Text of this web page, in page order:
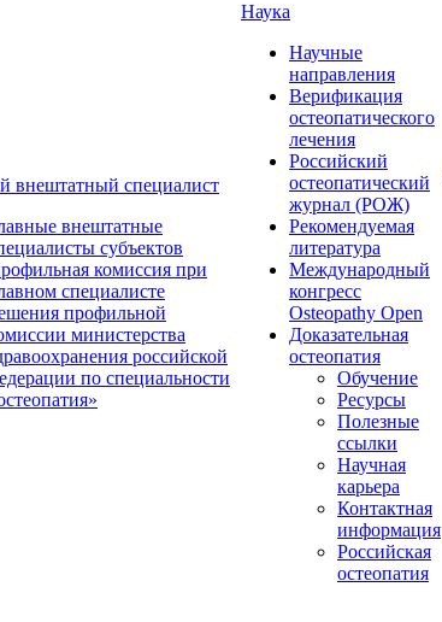
внештатный специалист
внештатные
субъектов
комиссия при
специалисте
профильной
министерства
российской
по специальности
Наука
Научные
направления
Верификация
остеопатического
лечения
Российский
остеопатический
журнал (РОЖ)
Рекомендуемая
литература
Международный
конгресс
Osteopathy Open
Доказательная
остеопатия
Обучение
Ресурсы
Полезные
ссылки
Научная
карьера
Контактная
информация
Российская
остеопатия